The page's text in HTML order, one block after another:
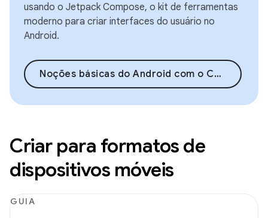
usando o Jetpack Compose, o kit de ferramentas
moderno para criar interfaces do usuário no
Android.
Noções básicas do Android com o Compose
Criar para formatos de
dispositivos móveis
GUIA